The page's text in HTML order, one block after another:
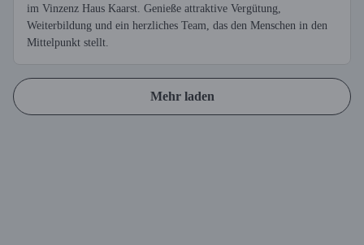
im Vinzenz Haus Kaarst. Genieße attraktive Vergütung,
Weiterbildung und ein herzliches Team, das den Menschen in den
Mittelpunkt stellt.
Mehr laden